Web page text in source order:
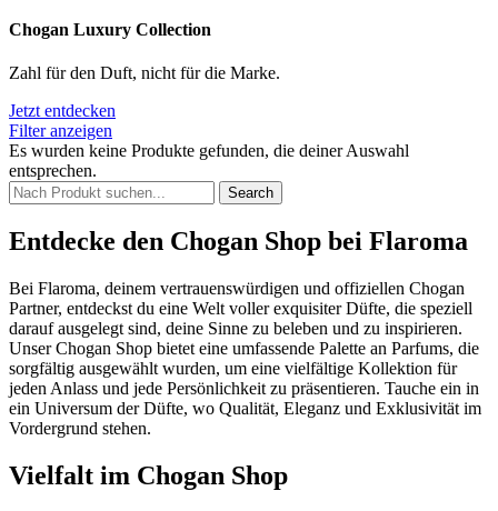
Chogan Luxury Collection
Zahl für den Duft, nicht für die Marke.
Jetzt entdecken
Filter anzeigen
Es wurden keine Produkte gefunden, die deiner Auswahl
entsprechen.
Search
Entdecke den Chogan Shop bei Flaroma
Bei Flaroma, deinem vertrauenswürdigen und offiziellen Chogan
Partner, entdeckst du eine Welt voller exquisiter Düfte, die speziell
darauf ausgelegt sind, deine Sinne zu beleben und zu inspirieren.
Unser Chogan Shop bietet eine umfassende Palette an Parfums, die
sorgfältig ausgewählt wurden, um eine vielfältige Kollektion für
jeden Anlass und jede Persönlichkeit zu präsentieren. Tauche ein in
ein Universum der Düfte, wo Qualität, Eleganz und Exklusivität im
Vordergrund stehen.
Vielfalt im Chogan Shop